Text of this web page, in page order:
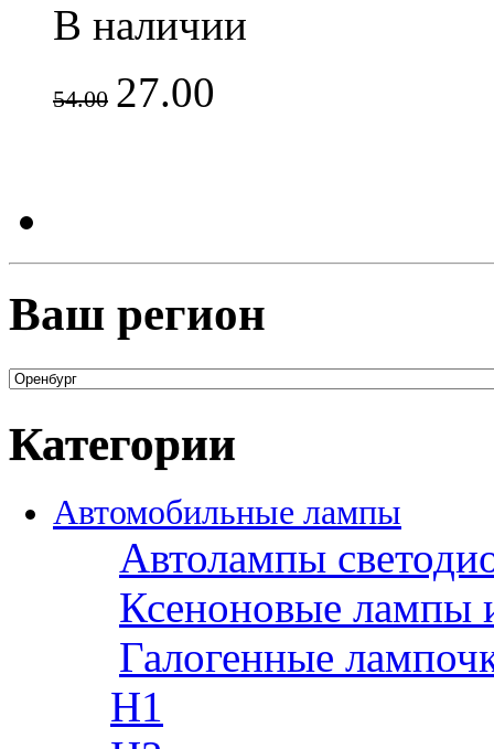
В наличии
54.00 27.00
Ваш регион
Категории
Автомобильные лампы
Автолампы
Ксеноновые лампы
Галогенные
H1